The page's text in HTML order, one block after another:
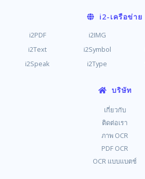
i2-เครือข่าย
i2PDF i2IMG
i2Text
i2Symbol
i2Speak
i2Type
บริษัท
เกี่ยวกับ
ติดต่อเรา
ภาพ OCR
PDF OCR
OCR แบบแบตช์